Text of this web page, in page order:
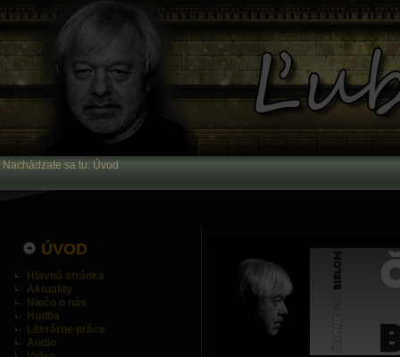
Nachádzate sa tu: Úvod
ÚVOD
Hlavná stránka
Aktuality
Niečo o nás
Hudba
Literárne práce
Audio